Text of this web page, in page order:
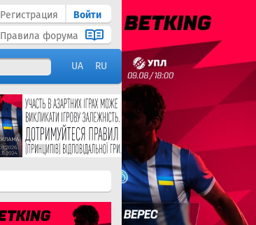
Регистрация
Войти
Правила форума
UA RU